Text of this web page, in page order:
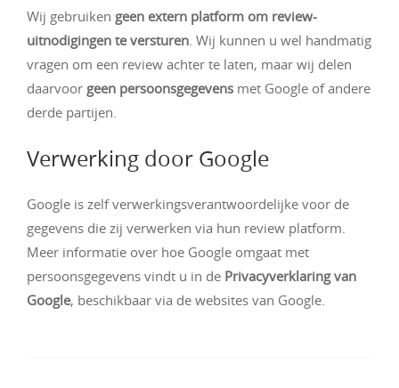
Wij gebruiken geen extern platform om review-
uitnodigingen te versturen. Wij kunnen u wel handmatig
vragen om een review achter te laten, maar wij delen
daarvoor geen persoonsgegevens met Google of andere
derde partijen.
Verwerking door Google
Google is zelf verwerkingsverantwoordelijke voor de
gegevens die zij verwerken via hun review platform.
Meer informatie over hoe Google omgaat met
persoonsgegevens vindt u in de Privacyverklaring van
Google, beschikbaar via de websites van Google.